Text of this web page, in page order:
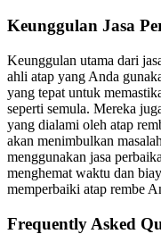
Keunggulan Jasa
Keunggulan utama dari
ahli atap yang Anda
yang tepat untuk
seperti semula. Mereka
yang dialami oleh atap
akan menimbulkan
menggunakan jasa
menghemat waktu dan
memperbaiki atap rembe
Frequently Asked